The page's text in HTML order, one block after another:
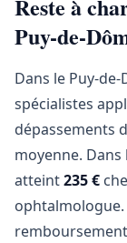
Reste à
Puy-de-
Dans le Puy-
spécialistes
dépassements
moyenne.
atteint235 €